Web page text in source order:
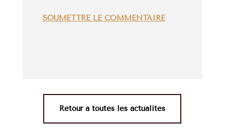
SOUMETTRE LE COMMENTAIRE
Retour à toutes les actualités